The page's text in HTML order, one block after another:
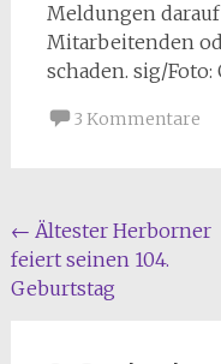
Meldungen
Mitarbeitenden
schaden. sig/Foto:
3 Kommentare
← Ältester Herborner
feiert seinen 104.
Geburtstag